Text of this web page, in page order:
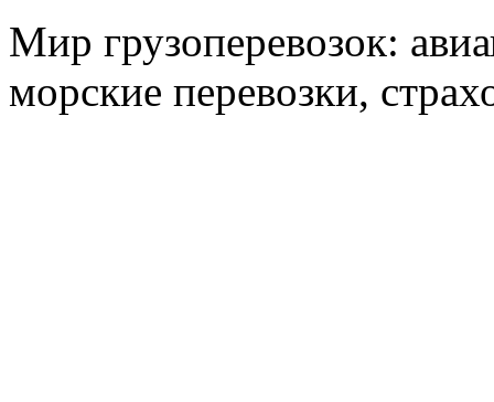
Мир грузоперевозок:
морские перевозки,